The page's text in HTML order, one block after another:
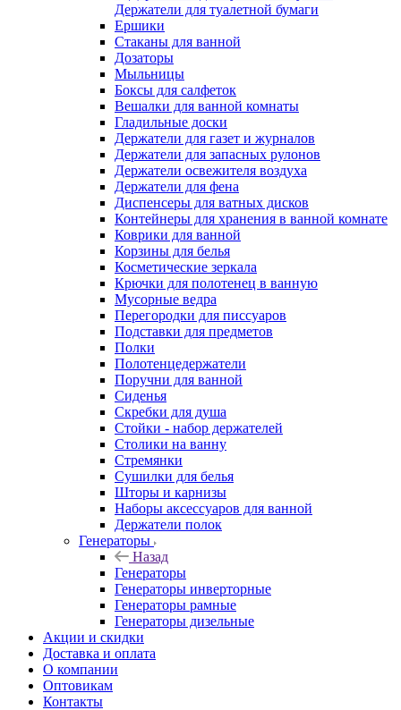
Держатели для туалетной бумаги
Ершики
Стаканы для ванной
Дозаторы
Мыльницы
Боксы для салфеток
Вешалки для ванной комнаты
Гладильные доски
Держатели для газет и журналов
Держатели для запасных рулонов
Держатели освежителя воздуха
Держатели для фена
Диспенсеры для ватных дисков
Контейнеры для хранения в ванной комнате
Коврики для ванной
Корзины для белья
Косметические зеркала
Крючки для полотенец в ванную
Мусорные ведра
Перегородки для писсуаров
Подставки для предметов
Полки
Полотенцедержатели
Поручни для ванной
Сиденья
Скребки для душа
Стойки - набор держателей
Столики на ванну
Стремянки
Сушилки для белья
Шторы и карнизы
Наборы аксессуаров для ванной
Держатели полок
Генераторы
Назад
Генераторы
Генераторы инверторные
Генераторы рамные
Генераторы дизельные
Акции и скидки
Доставка и оплата
О компании
Оптовикам
Контакты